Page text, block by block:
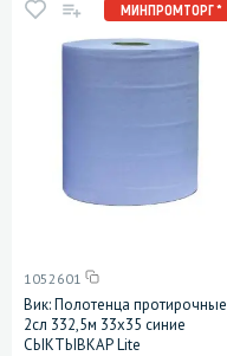
МИНПРОМТОРГ *
1052601
Вик: Полотенца протирочные
2сл 332,5м 33х35 синие
СЫКТЫВКАР Lite